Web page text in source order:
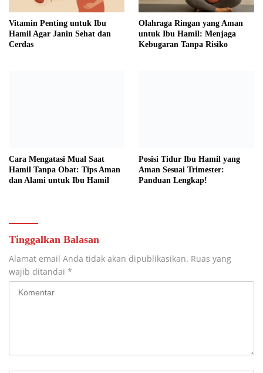
Vitamin Penting untuk Ibu
Hamil Agar Janin Sehat dan
Cerdas
Olahraga Ringan yang Aman
untuk Ibu Hamil: Menjaga
Kebugaran Tanpa Risiko
Cara Mengatasi Mual Saat
Hamil Tanpa Obat: Tips Aman
dan Alami untuk Ibu Hamil
Posisi Tidur Ibu Hamil yang
Aman Sesuai Trimester:
Panduan Lengkap!
Tinggalkan Balasan
Alamat email Anda tidak akan dipublikasikan. Ruas yang
wajib ditandai *